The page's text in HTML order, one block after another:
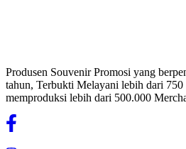
Produsen Souvenir Promosi yang
tahun, Terbukti Melayani lebih dari 750
memproduksi lebih dari 500.000